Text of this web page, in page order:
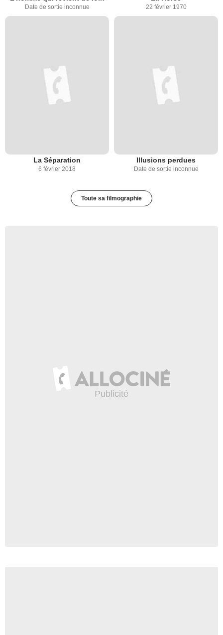
Date de sortie inconnue 22 février 1970
La Séparation
6 février 2018
Illusions perdues
Date de sortie inconnue
Toute sa filmographie